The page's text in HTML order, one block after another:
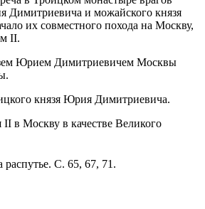
Димитриевича и можайского князя
их совместного похода на Москву,
II.
Юрием Димитриевичем Москвы
князя Юрия Димитриевича.
в Москву в качестве Великого
С. 65, 67, 71.